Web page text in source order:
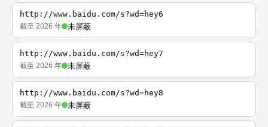
http://www.baidu.com/s?wd=hey6
截至 2026 年 未屏蔽
http://www.baidu.com/s?wd=hey7
截至 2026 年 未屏蔽
http://www.baidu.com/s?wd=hey8
截至 2026 年 未屏蔽